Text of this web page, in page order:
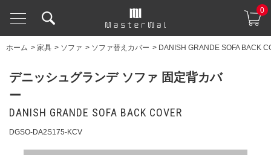
0
ホーム > 家具 > ソファ > ソファ替えカバー > DANISH GRANDE SOFA BACK
デニッシュグランデ ソファ 固定背カバ
ー
DANISH GRANDE SOFA BACK COVER
DGSO-DA2S175-KCV